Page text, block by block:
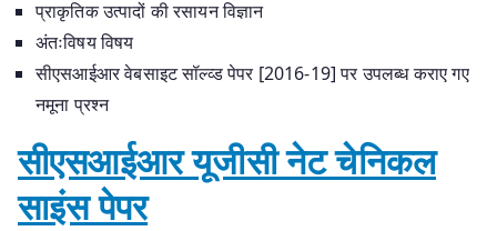
प्राकृतिक उत्पादों की रसायन विज्ञान
अंतःविषय विषय
सीएसआईआर वेबसाइट सॉल्व्ड पेपर [2016-19] पर उपलब्ध कराए गए
नमूना प्रश्न
सीएसआईआर यूजीसी नेट चेनिकल
साइंस पेपर